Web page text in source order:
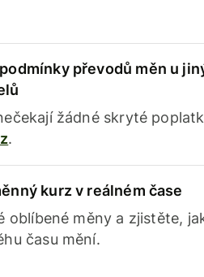
převodů měn u
žádné skryté
.
kurz v reálném čase
oblíbené měny a zjistěte,
času mění.